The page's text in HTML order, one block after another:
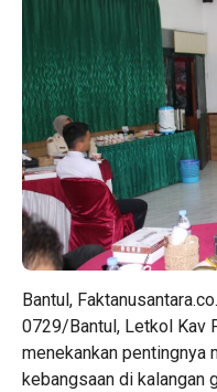
Bantul,
0729/Bantul, Letkol Kav
menekankan pentingnya
kebangsaan di kalangan